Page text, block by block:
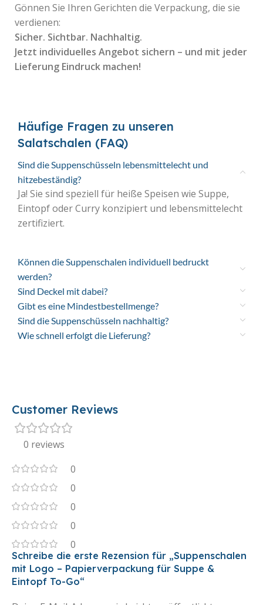
Gönnen Sie Ihren Gerichten die Verpackung, die sie
verdienen:
Sicher. Sichtbar. Nachhaltig.
Jetzt individuelles Angebot sichern – und mit jeder
Lieferung Eindruck machen!
Häufige Fragen zu unseren
Salatschalen (FAQ)
Sind die Suppenschüsseln lebensmittelecht und
hitzebeständig?
Ja! Sie sind speziell für heiße Speisen wie Suppe,
Eintopf oder Curry konzipiert und lebensmittelecht
zertifiziert.
Können die Suppenschalen individuell bedruckt
werden?
Sind Deckel mit dabei?
Gibt es eine Mindestbestellmenge?
Sind die Suppenschüsseln nachhaltig?
Wie schnell erfolgt die Lieferung?
Customer Reviews
0 reviews
0
0
0
0
0
Schreibe die erste Rezension für „Suppenschalen
mit Logo – Papierverpackung für Suppe &
Eintopf To-Go“